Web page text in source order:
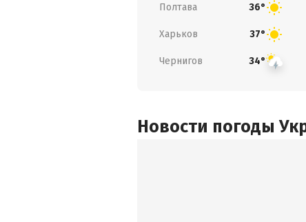
Полтава 36°
Харьков 37°
Чернигов 34°
Новости погоды